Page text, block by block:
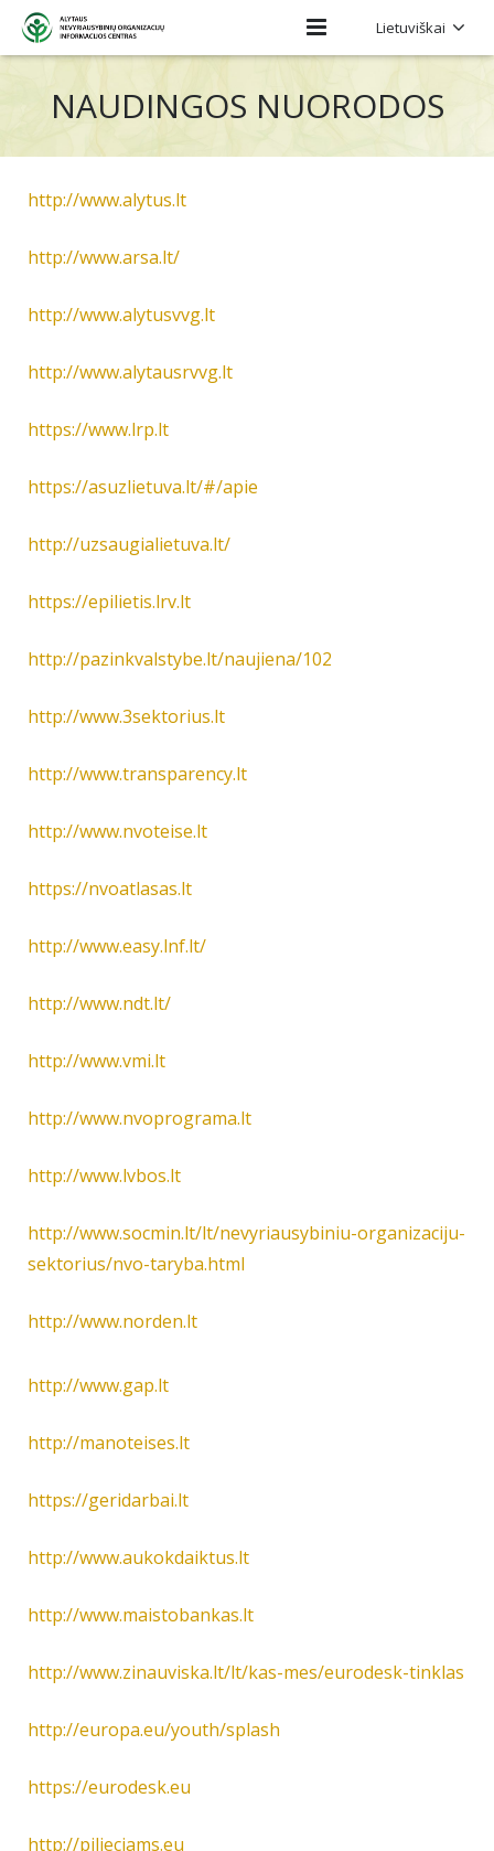
Lietuviškai
NAUDINGOS NUORODOS
http://www.alytus.lt
http://www.arsa.lt/
http://www.alytusvvg.lt
http://www.alytausrvvg.lt
https://www.lrp.lt
https://asuzlietuva.lt/#/apie
http://uzsaugialietuva.lt/
https://epilietis.lrv.lt
http://pazinkvalstybe.lt/naujiena/102
http://www.3sektorius.lt
http://www.transparency.lt
http://www.nvoteise.lt
https://nvoatlasas.lt
http://www.easy.lnf.lt/
http://www.ndt.lt/
http://www.vmi.lt
http://www.nvoprograma.lt
http://www.lvbos.lt
http://www.socmin.lt/lt/nevyriausybiniu-organizaciju-
sektorius/nvo-taryba.html
http://www.norden.lt
http://www.gap.lt
http://manoteises.lt
https://geridarbai.lt
http://www.aukokdaiktus.lt
http://www.maistobankas.lt
http://www.zinauviska.lt/lt/kas-mes/eurodesk-tinklas
http://europa.eu/youth/splash
https://eurodesk.eu
http://pilieciams.eu